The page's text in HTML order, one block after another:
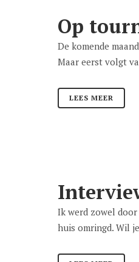
Op
De komende
Maar eerst volgt
LEES MEER
Ik werd zowel
huis omringd. Wil